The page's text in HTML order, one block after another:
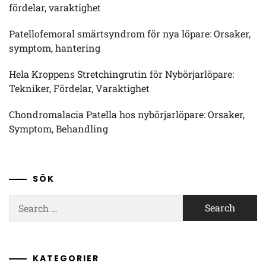
fördelar, varaktighet
Patellofemoral smärtsyndrom för nya löpare: Orsaker,
symptom, hantering
Hela Kroppens Stretchingrutin för Nybörjarlöpare:
Tekniker, Fördelar, Varaktighet
Chondromalacia Patella hos nybörjarlöpare: Orsaker,
Symptom, Behandling
SÖK
for:
KATEGORIER